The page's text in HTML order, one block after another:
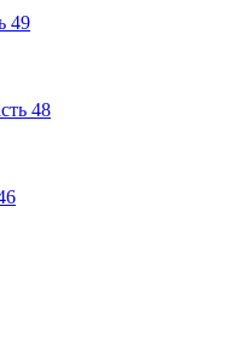
49
48